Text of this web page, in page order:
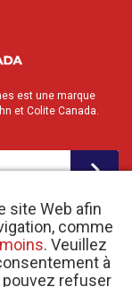
site Web afin
comme
. Veuillez
à
refuser
est une marque
et Colite Canada.